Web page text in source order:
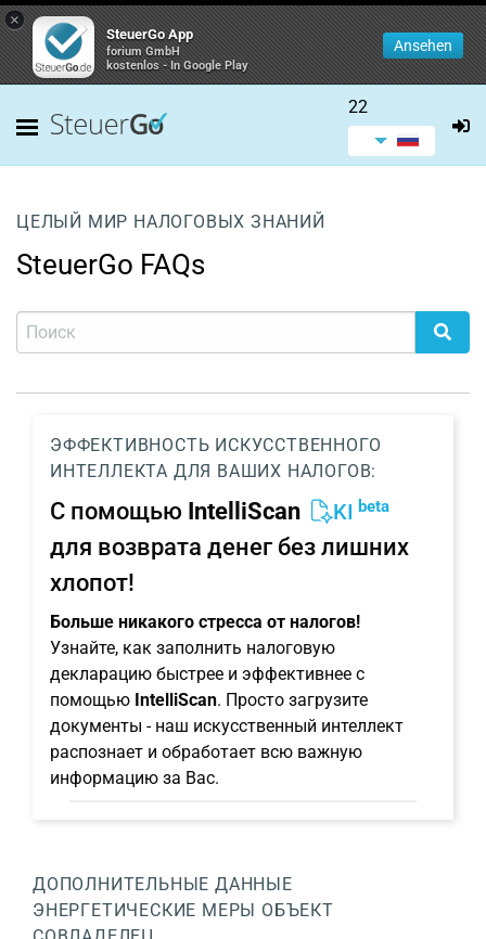
×
SteuerGo App
forium GmbH
kostenlos - In Google Play
Ansehen
22
ЦЕЛЫЙ МИР НАЛОГОВЫХ ЗНАНИЙ
SteuerGo FAQs
ЭФФЕКТИВНОСТЬ ИСКУССТВЕННОГО
ИНТЕЛЛЕКТА ДЛЯ ВАШИХ НАЛОГОВ:
С помощью IntelliScan KI beta
для возврата денег без лишних
хлопот!
Больше никакого стресса от налогов!
Узнайте, как заполнить налоговую
декларацию быстрее и эффективнее с
помощью IntelliScan. Просто загрузите
документы - наш искусственный интеллект
распознает и обработает всю важную
информацию за Вас.
ДОПОЛНИТЕЛЬНЫЕ ДАННЫЕ
ЭНЕРГЕТИЧЕСКИЕ МЕРЫ ОБЪЕКТ